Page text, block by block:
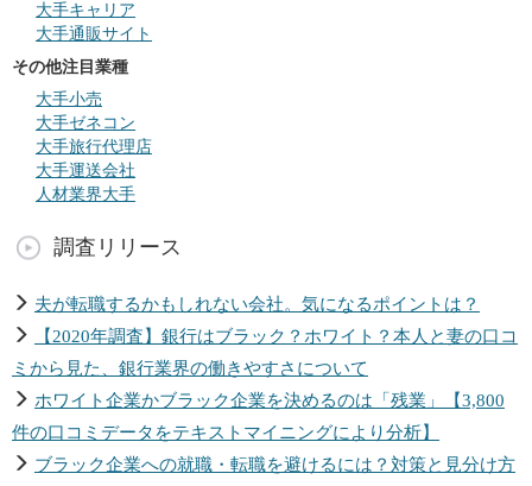
大手キャリア
大手通販サイト
その他注目業種
大手小売
大手ゼネコン
大手旅行代理店
大手運送会社
人材業界大手
調査リリース
夫が転職するかもしれない会社。気になるポイントは？
【2020年調査】銀行はブラック？ホワイト？本人と妻の口コ
ミから見た、銀行業界の働きやすさについて
ホワイト企業かブラック企業を決めるのは「残業」【3,800
件の口コミデータをテキストマイニングにより分析】
ブラック企業への就職・転職を避けるには？対策と見分け方